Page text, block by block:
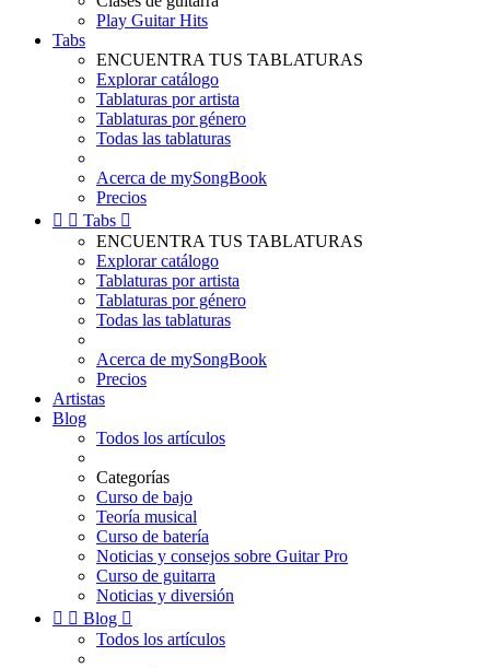
Play Guitar Hits
Tabs
ENCUENTRA TUS TABLATURAS
Explorar catálogo
Tablaturas por artista
Tablaturas por género
Todas las tablaturas
Acerca de mySongBook
Precios
  Tabs 
ENCUENTRA TUS TABLATURAS
Explorar catálogo
Tablaturas por artista
Tablaturas por género
Todas las tablaturas
Acerca de mySongBook
Precios
Artistas
Blog
Todos los artículos
Categorías
Curso de bajo
Teoría musical
Curso de batería
Noticias y consejos sobre Guitar Pro
Curso de guitarra
Noticias y diversión
  Blog 
Todos los artículos